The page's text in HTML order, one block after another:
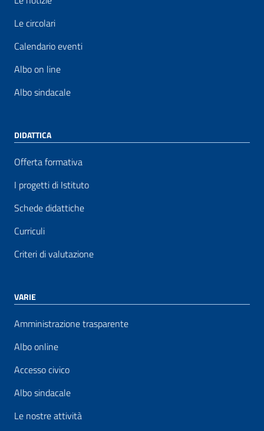
Le circolari
Calendario eventi
Albo on line
Albo sindacale
DIDATTICA
Offerta formativa
I progetti di Istituto
Schede didattiche
Curriculi
Criteri di valutazione
VARIE
Amministrazione trasparente
Albo online
Accesso civico
Albo sindacale
Le nostre attività